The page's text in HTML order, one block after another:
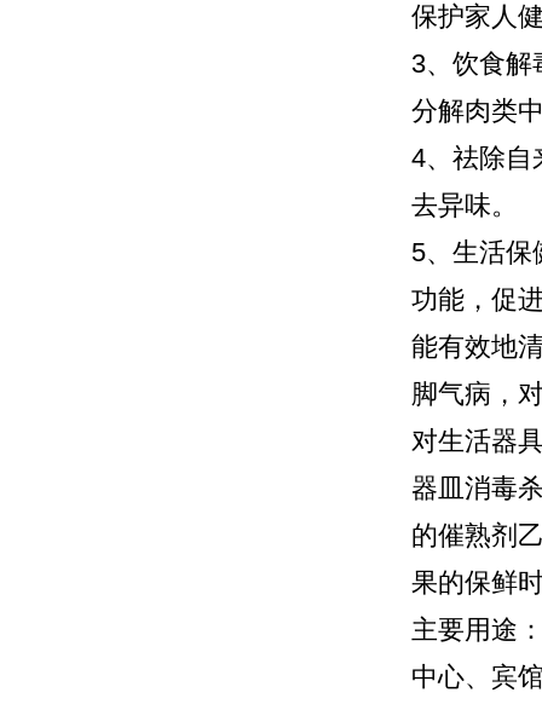
保护家人
3、饮食解
分解肉类
4、祛除自
去异味。
5、生活保
功能，促
能有效地
脚气病，
对生活器
器皿消毒
的催熟剂
果的保鲜
主要用途
中心、宾